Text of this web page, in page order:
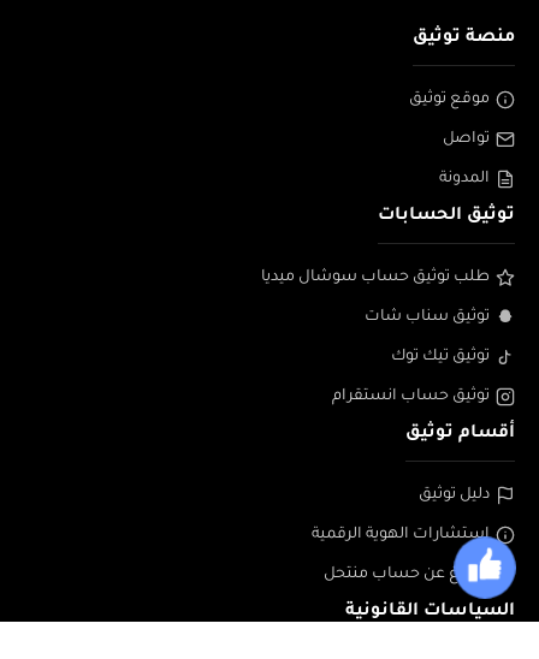
منصة توثيق
موقع توثيق
تواصل
المدونة
توثيق الحسابات
طلب توثيق حساب سوشال ميديا
توثيق سناب شات
توثيق تيك توك
توثيق حساب انستقرام
أقسام توثيق
دليل توثيق
إستشارات الهوية الرقمية
الابلاغ عن حساب منتحل
السياسات القانونية